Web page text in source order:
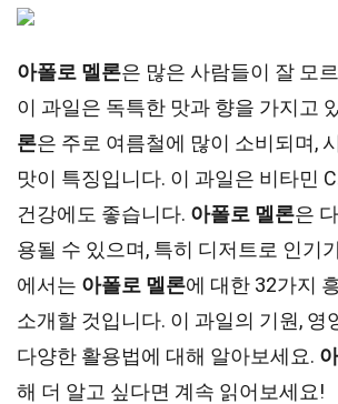
아폴로 멜론은 많은 사람들이 잘 모
이 과일은 독특한 맛과 향을 가지고
론은 주로 여름철에 많이 소비되며,
맛이 특징입니다. 이 과일은 비타민
건강에도 좋습니다. 아폴로 멜론은
용될 수 있으며, 특히 디저트로 인기
에서는 아폴로 멜론에 대한 32가지
소개할 것입니다. 이 과일의 기원, 영
다양한 활용법에 대해 알아보세요.
해 더 알고 싶다면 계속 읽어보세요!